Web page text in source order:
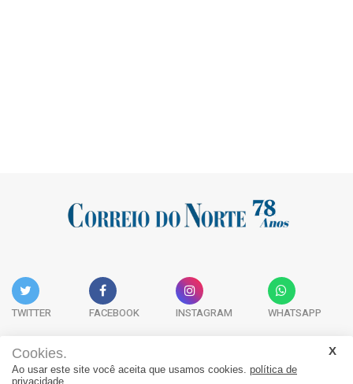
TWITTER FACEBOOK INSTAGRAM WHATSAPP
Acervo Digital Fale Conosco Quem Somos
Cookies.
Ao usar este site você aceita que usamos cookies. política de
privacidade.